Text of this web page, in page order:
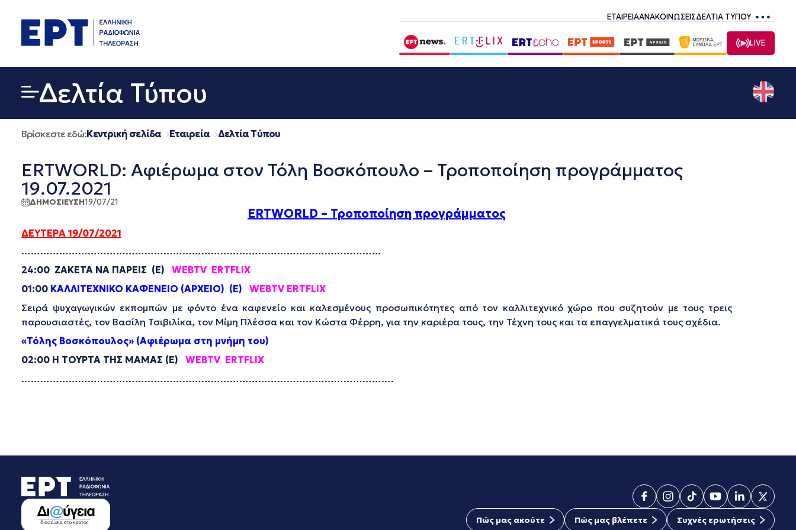
περιεχόμενο
ΕΤΑΙΡΕΙΑΑΝΑΚΟΙΝΩΣΕΙΣΔΕΛΤΙΑ ΤΥΠΟΥ
LIVE
Δελτία Τύπου
Βρίσκεστε εδώ:Κεντρική σελίδα Εταιρεία Δελτία Τύπου
ERTWORLD: Αφιέρωμα στον Τόλη Βοσκόπουλο – Τροποποίηση προγράμματος
19.07.2021
ΔΗΜΟΣΙΕΥΣΗ19/07/21
ERTWORLD – Τροποποίηση προγράμματος
ΔΕΥΤΕΡΑ 19/07/2021
……………………………………………………………………………………………………
24:00 ΖΑΚΕΤΑ ΝΑ ΠΑΡΕΙΣ (E) WEBTV ERTFLIX
01:00 ΚΑΛΛΙΤΕΧΝΙΚΟ ΚΑΦΕΝΕΙΟ (ΑΡΧΕΙΟ) (E) WEBTV ERTFLIX
Σειρά ψυχαγωγικών εκπομπών με φόντο ένα καφενείο και καλεσμένους προσωπικότητες από τον καλλιτεχνικό χώρο που συζητούν με τους τρεις
παρουσιαστές, τον Βασίλη Τσιβιλίκα, τον Μίμη Πλέσσα και τον Κώστα Φέρρη, για την καριέρα τους, την Τέχνη τους και τα επαγγελματικά τους σχέδια.
«Τόλης Βοσκόπουλος» (Αφιέρωμα στη μνήμη του)
02:00 Η ΤΟΥΡΤΑ ΤΗΣ ΜΑΜΑΣ (E) WEBTV ERTFLIX
……………………………………………………………………………………………………….
Πώς μας ακούτε Πώς μας βλέπετε Συχνές ερωτήσεις